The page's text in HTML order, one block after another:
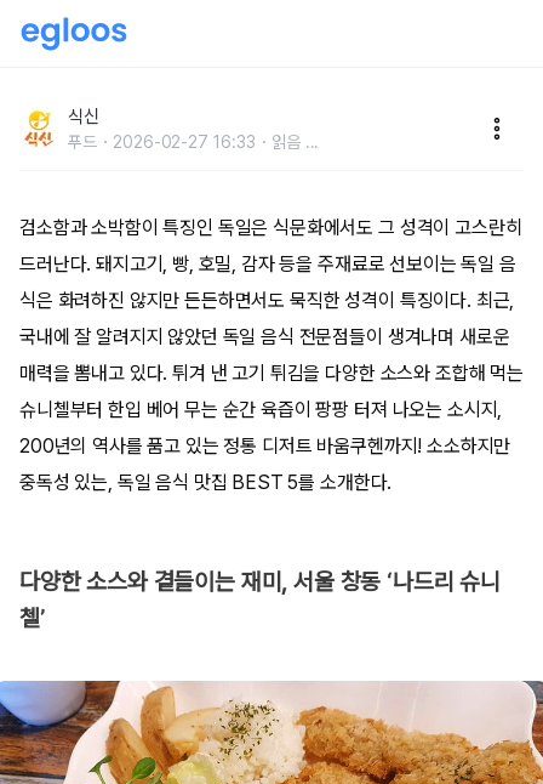
식신
푸드 2026-02-27 16:33 읽음 ...
검소함과 소박함이 특징인 독일은 식문화에서도 그 성격이 고스란히
드러난다. 돼지고기, 빵, 호밀, 감자 등을 주재료로 선보이는 독일 음
식은 화려하진 않지만 든든하면서도 묵직한 성격이 특징이다. 최근,
국내에 잘 알려지지 않았던 독일 음식 전문점들이 생겨나며 새로운
매력을 뽐내고 있다. 튀겨 낸 고기 튀김을 다양한 소스와 조합해 먹는
슈니첼부터 한입 베어 무는 순간 육즙이 팡팡 터져 나오는 소시지,
200년의 역사를 품고 있는 정통 디저트 바움쿠헨까지! 소소하지만
중독성 있는, 독일 음식 맛집 BEST 5를 소개한다.
다양한 소스와 곁들이는 재미, 서울 창동 ‘나드리 슈니
첼’